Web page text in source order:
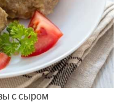
с сыром